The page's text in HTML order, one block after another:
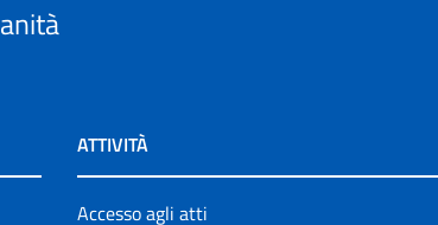
ATTIVITÀ
Accesso agli atti